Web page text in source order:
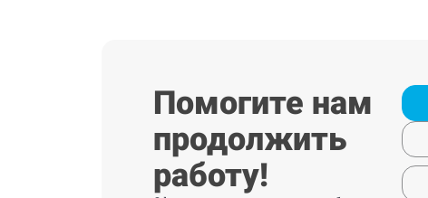
Помогите нам
продолжить
работу!